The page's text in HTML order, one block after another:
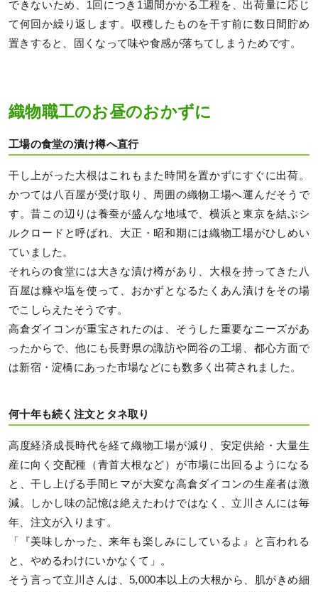
できないため、1回につき1週間かかる工程を、出荷量に応じ
て何回か繰り返します。収穫したものを干す前に数日間貯め
置きすると、固くなって味や食感が落ちてしまうためです。
織物職工のお昼のおかずに
工場の食堂の漬け樽へ直行
干し上がった大根はこれもまた時間を置かずにすぐに出荷。
かつては八百屋が受け取り、周囲の織物工場へ運んだそうで
す。昔この辺りは養蚕が盛んな地域で、横浜と東京を結ぶシ
ルクロードと呼ばれ、大正・昭和期には織物工場がひしめい
ていました。
それらの食堂には大きな漬け樽があり、大根を持ってきた八
百屋は糠や塩を使って、おかずとなるたくあん漬けをその場
でこしらえたそうです。
高倉ダイコンが重宝されたのは、そうした重要なニーズがあ
ったからで、他にも長野県の諏訪や岡谷の工場、都心方面で
は新宿・淀橋にあった市場などにも数多く出荷されました。
何十年も続く注文とタネ取り
高度経済成長時代を経て織物工場が減り、安定供給・大量生
産に向く交配種（青首大根など）が市場に出回るようになる
と、干し上げる手間ヒマが大変な高倉ダイコンの生産者は激
減。しかし味の記憶は絶えたわけではなく、立川さんには毎
年、注文が入ります。
「『美味しかった、来年も楽しみにしているよ』と言われる
と、やめるわけにいかなくて」。
そう言って立川さんは、5,000本以上の大根から、肌がきめ細